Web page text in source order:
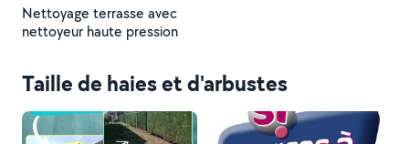
Nettoyage terrasse avec
nettoyeur haute pression
Taille de haies et d'arbustes